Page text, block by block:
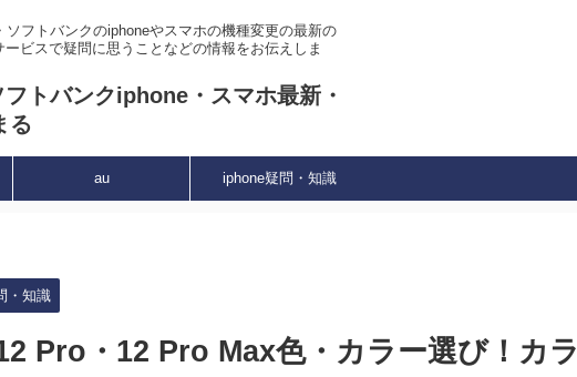
ソフトバンクのiphoneやスマホの機種変更の最新の
ビスで疑問に思うことなどの情報をお伝えしま
フトバンクiphone・スマホ最新・
る
au iphone疑問・知識
・知識
Pro・12 Pro Max色・カラー選び！カラ